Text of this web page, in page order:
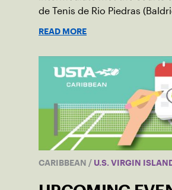
de Tenis de Rio Piedras
READ MORE
CARIBBEAN / U.S. VIRGIN